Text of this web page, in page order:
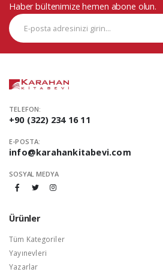
Haber bültenimize hemen abone olun.
TELEFON:
+90 (322) 234 16 11
E-POSTA:
info@karahankitabevi.com
SOSYAL MEDYA
Ürünler
Tüm Kategoriler
Yayınevleri
Yazarlar